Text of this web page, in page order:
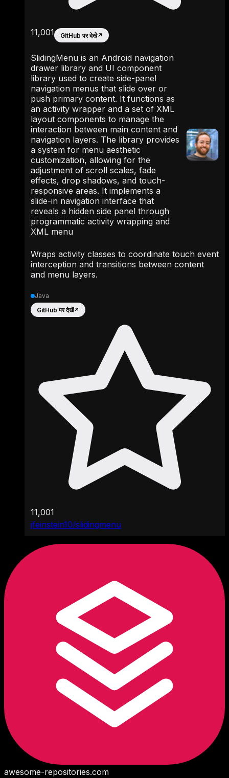
jfeinstein10/slidingmenu
11,001 GitHub पर देखें↗
SlidingMenu is an Android navigation
drawer library and UI component
library used to create side-panel
navigation menus that slide over or
push primary content. It functions as
an activity wrapper and a set of XML
layout components to manage the
interaction between main content and
navigation layers. The library provides
a system for menu aesthetic
customization, allowing for the
adjustment of scroll scales, fade
effects, drop shadows, and touch-
responsive areas. It implements a
slide-in navigation interface that
reveals a hidden side panel through
programmatic activity wrapping and
XML menu
Wraps activity classes to coordinate touch event
interception and transitions between content
and menu layers.
Java
GitHub पर देखें↗
11,001
awesome-repositories.com